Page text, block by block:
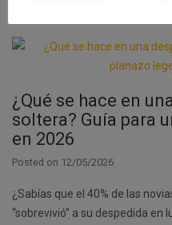
¿Qué se hace en
soltera? Guía para
en 2026
Posted on 12/05/2026
¿Sabías que el 40% de las
“sobrevivió” a su despedida